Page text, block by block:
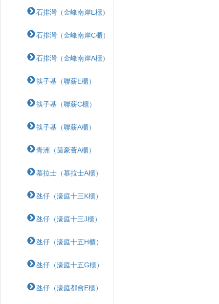
石排灣（金峰南岸E櫃）
石排灣（金峰南岸C櫃）
石排灣（金峰南岸A櫃）
筷子基（聯薪E櫃）
筷子基（聯薪C櫃）
筷子基（聯薪A櫃）
青洲（茵豪薈A櫃）
慕拉士（慕拉士A櫃）
氹仔（濠庭十三K櫃）
氹仔（濠庭十三J櫃）
氹仔（濠庭十五H櫃）
氹仔（濠庭十五G櫃）
氹仔（濠庭都會E櫃）